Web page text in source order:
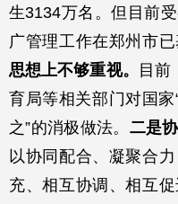
生3134万名。但目前
广管理工作在郑州市
思想上不够重视。
目前
育局等相关部门对国家
之”的消极做法。 二是
以协同配合、凝聚合
充、相互协调、相互促